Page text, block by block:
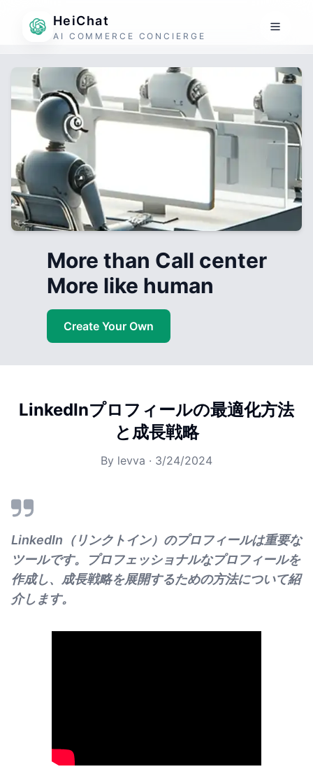
HeiChat
AI COMMERCE CONCIERGE
More than Call center
More like human
Create Your Own
LinkedInプロフィールの最適化方法
と成長戦略
By levva · 3/24/2024
LinkedIn（リンクトイン）のプロフィールは重要な
ツールです。プロフェッショナルなプロフィールを
作成し、成長戦略を展開するための方法について紹
介します。